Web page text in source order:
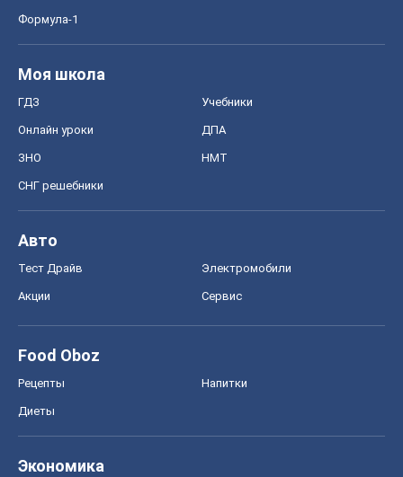
Формула-1
Моя школа
ГДЗ Учебники
Онлайн уроки ДПА
ЗНО НМТ
СНГ решебники
Авто
Тест Драйв Электромобили
Акции Сервис
Food Oboz
Рецепты Напитки
Диеты
Экономика